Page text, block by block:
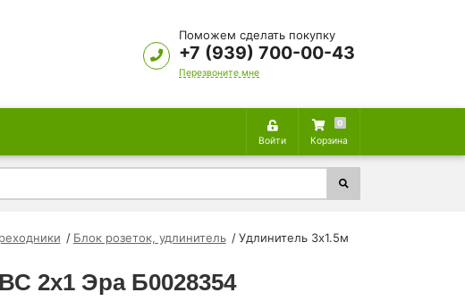
Поможем сделать покупку
+7 (939) 700-00-43
Перезвоните мне
Войти
0
Корзина
Блок розеток, удлинитель
Удлинитель 3х1.5м
2х1 Эра Б0028354